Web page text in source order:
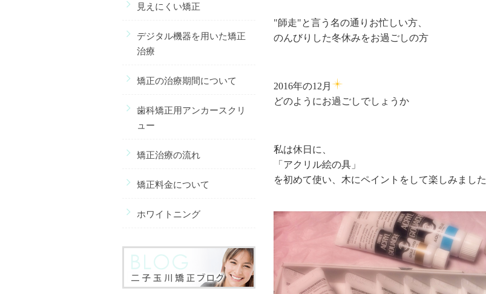
"師走"と言う名の通りお忙しい方、
のんびりした冬休みをお過ごしの方
2016年の12月
どのようにお過ごしでしょうか
私は休日に、
「アクリル絵の具」
を初めて使い、木にペイントをして楽しみました
見えにくい矯正
デジタル機器を用いた矯正
治療
矯正の治療期間について
歯科矯正用アンカースクリ
ュー
矯正治療の流れ
矯正料金について
ホワイトニング